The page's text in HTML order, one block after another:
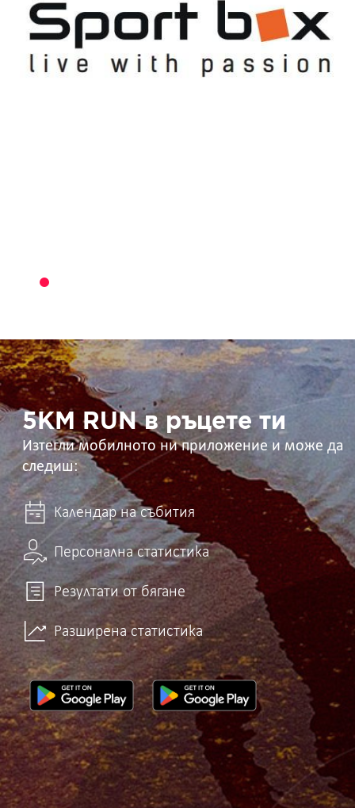
5KM
RUN
в
ръцете
ти 5KM RUN в ръцете ти
Изтегли мобилното ни приложение и може да
следиш:
Календар на събития
Персонална статистика
Резултати от бягане
Разширена статистика